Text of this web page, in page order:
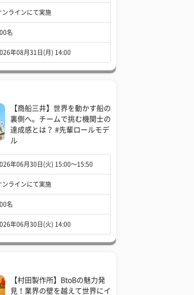
ンラインにて実施
名
年08月31日(月) 14:00
【商船三井】世界を動かす船の
裏側へ。チームで挑む機関士の
達成感とは？ #先輩ロールモデ
ル
年06月30日(火) 15:00〜15:50
ンラインにて実施
名
年06月30日(火) 14:00
【村田製作所】BtoBの魅力発
見！業界の壁を越えて世界にイ